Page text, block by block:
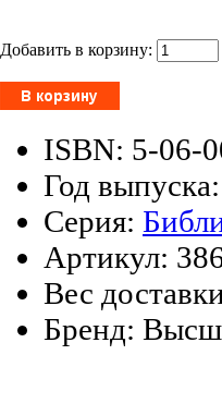
Добавить в корзину:
ISBN: 5-06-
Год
Серия:
Артикул:
Вес
Бренд: